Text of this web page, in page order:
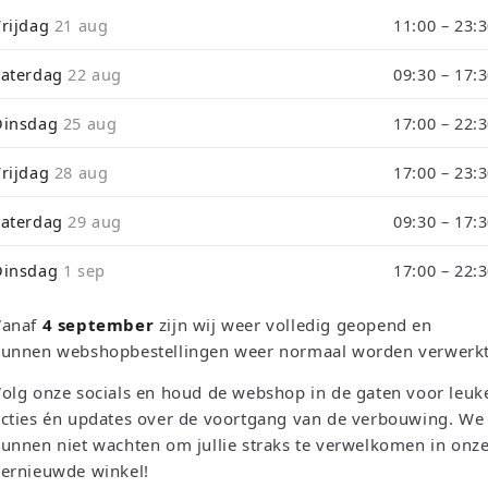
i
n
tijdens ons verbouwing10% Korting op Games en Consoles :
September 3 will be shipped on September 4 due to our
21 aug 11:00 –
22 aug 09:30 –
25 aug 17:00 –
28 aug 17:00 –
29 aug 09:30 –
1 sep 17:00 –
4 september zijn wij weer volledig geopend en
webshopbestellingen weer normaal worden
onze socials en houd de webshop in de gaten voor
én updates over de voortgang van de verbouwing. We
niet wachten om jullie straks te verwelkomen in onze
winkel!